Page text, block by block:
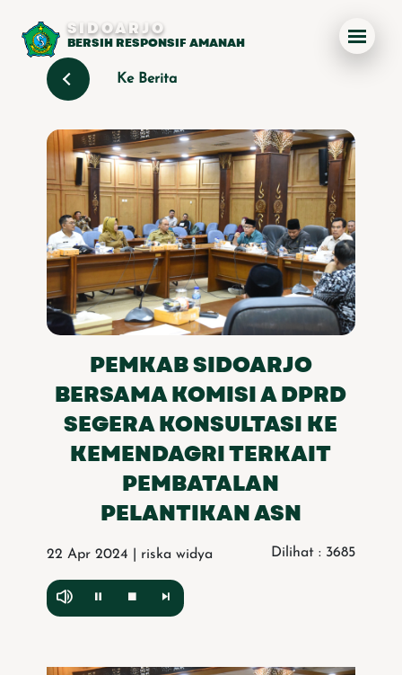
SIDOARJO
BERSIH RESPONSIF AMANAH
Ke Berita
PEMKAB SIDOARJO
BERSAMA KOMISI A DPRD
SEGERA KONSULTASI KE
KEMENDAGRI TERKAIT
PEMBATALAN
PELANTIKAN ASN
22 Apr 2024 | riska widya Dilihat : 3685